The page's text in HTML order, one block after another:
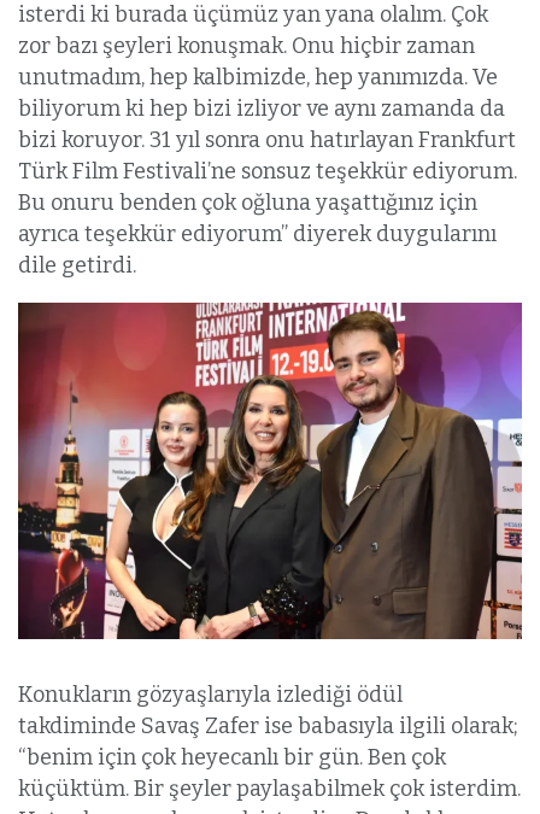
isterdi ki burada üçümüz yan yana olalım. Çok
zor bazı şeyleri konuşmak. Onu hiçbir zaman
unutmadım, hep kalbimizde, hep yanımızda. Ve
biliyorum ki hep bizi izliyor ve aynı zamanda da
bizi koruyor. 31 yıl sonra onu hatırlayan Frankfurt
Türk Film Festivali’ne sonsuz teşekkür ediyorum.
Bu onuru benden çok oğluna yaşattığınız için
ayrıca teşekkür ediyorum” diyerek duygularını
dile getirdi.
Konukların gözyaşlarıyla izlediği ödül
takdiminde Savaş Zafer ise babasıyla ilgili olarak;
“benim için çok heyecanlı bir gün. Ben çok
küçüktüm. Bir şeyler paylaşabilmek çok isterdim.